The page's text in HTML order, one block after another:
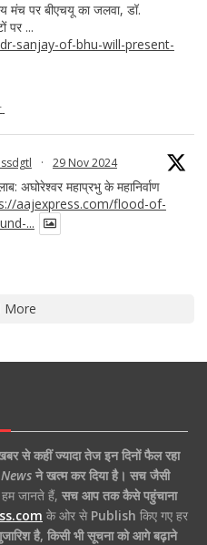
मंच पर बीएचयू का जलवा, डॉ.
पर ...
sanjay-of-bhu-will-present-
· 29 Nov 2024
अघोरेश्वर महाप्रभु के महानिर्वाण
aajexpress.com/flood-of-
...
More
से कहीं ज्यादा तेज इन दिनों फैल रहा
ने खत्म कर दिया है। सच जैसी
हम जानते हैं, सच आप तक कैसे पहुंचाना
के ओर से Publish किए गए हर
है, किसी भी सूचना को आगे बढ़ाने